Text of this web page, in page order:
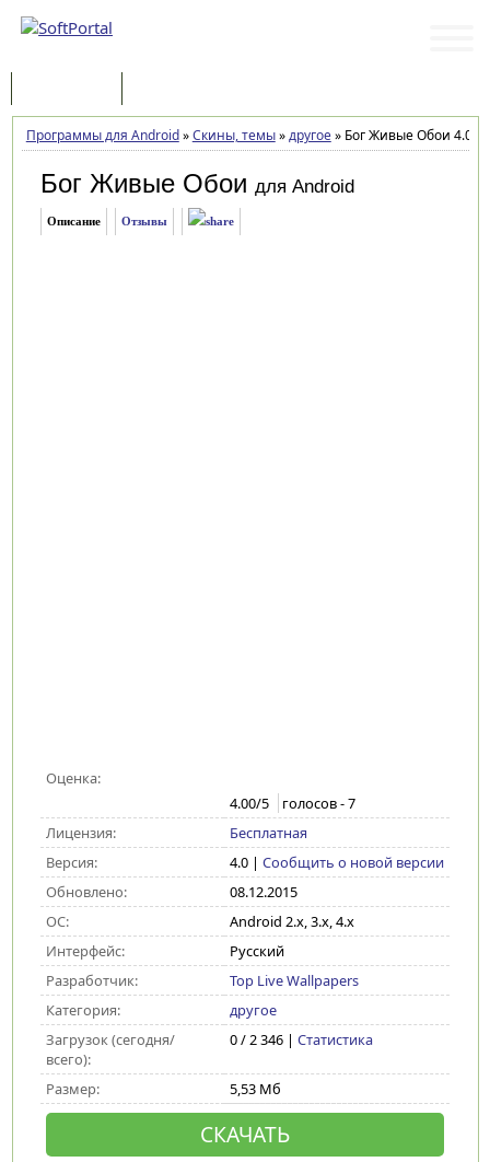
Программы для Android»Скины, темы»другое»Бог Живые Обои 4.0
Бог Живые Обои для Android
Описание Отзывы
Оценка:
4.00/5 голосов -7
Лицензия:
Бесплатная
Версия:
4.0| Сообщить о новой версии
Обновлено:
08.12.2015
ОС:
Android 2.x, 3.x, 4.x
Интерфейс:
Русский
Разработчик:
Top Live Wallpapers
Категория:
другое
Загрузок (сегодня/
всего):
0 / 2 346 | Статистика
Размер: 5,53 Мб
СКАЧАТЬ